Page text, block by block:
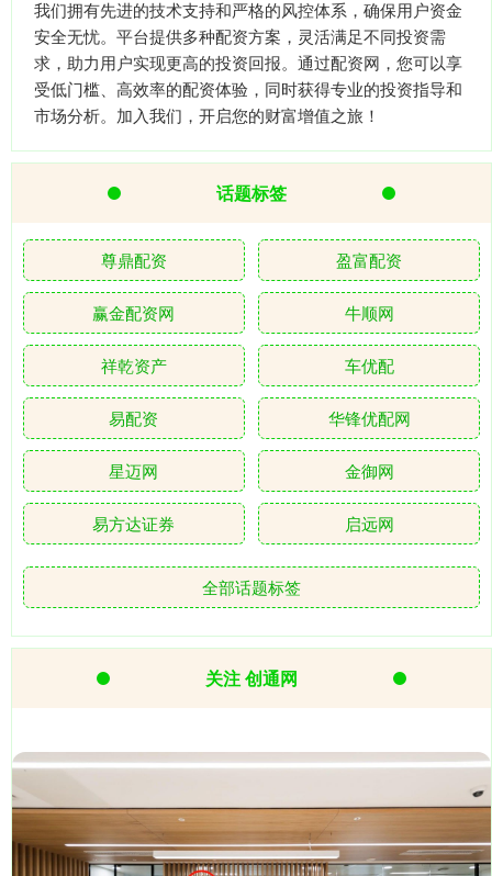
我们拥有先进的技术支持和严格的风控体系，确保用户资金
安全无忧。平台提供多种配资方案，灵活满足不同投资需
求，助力用户实现更高的投资回报。通过配资网，您可以享
受低门槛、高效率的配资体验，同时获得专业的投资指导和
市场分析。加入我们，开启您的财富增值之旅！
话题标签
尊鼎配资 盈富配资
赢金配资网 牛顺网
祥乾资产 车优配
易配资 华锋优配网
星迈网 金御网
易方达证券 启远网
全部话题标签
关注 创通网